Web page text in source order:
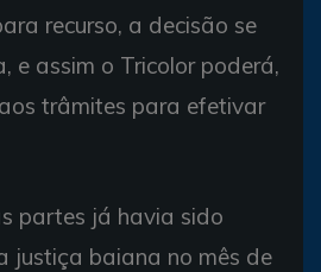
recurso, a decisão se
e assim o Tricolor poderá,
trâmites para efetivar
partes já havia sido
justiça baiana no mês de